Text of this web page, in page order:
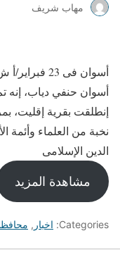
مهاب شريف
أسوان فى
أسوان حنفي دياب، إنه
إنطلقت بقرية إقليت،
نخبة من العلماء وأئمة
الدين الإسلامى
مشاهدة المزيد
Categories: اخبار ,